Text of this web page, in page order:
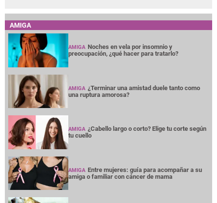
AMIGA
AMIGA Noches en vela por insomnio y
preocupación, ¿qué hacer para tratarlo?
AMIGA ¿Terminar una amistad duele tanto como
una ruptura amorosa?
AMIGA ¿Cabello largo o corto? Elige tu corte según
tu cuello
AMIGA Entre mujeres: guía para acompañar a su
amiga o familiar con cáncer de mama